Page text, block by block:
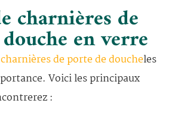
charnières de
en verre
charnières de porte de doucheles
Voici les principaux
: